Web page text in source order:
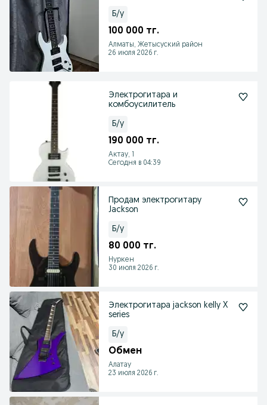
Б/у
100 000 тг.
Алматы, Жетысуский район
26 июля 2026 г.
Электрогитара и
комбоусилитель
Б/у
190 000 тг.
Актау, 1
Сегодня в 04:39
Продам электрогитару
Jackson
Б/у
80 000 тг.
Нуркен
30 июля 2026 г.
Электрогитара jackson kelly X
series
Б/у
Обмен
Алатау
23 июля 2026 г.